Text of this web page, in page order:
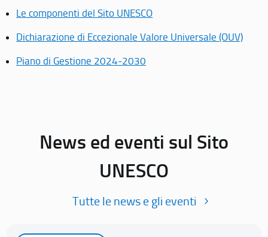
Le componenti del Sito UNESCO
Dichiarazione di Eccezionale Valore Universale (OUV)
Piano di Gestione 2024-2030
News ed eventi sul Sito
UNESCO
Tutte le news e gli eventi